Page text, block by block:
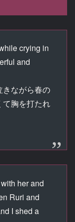
crying in
and
ながら春の
胸を打たれ
her and
Ruri and
I shed a